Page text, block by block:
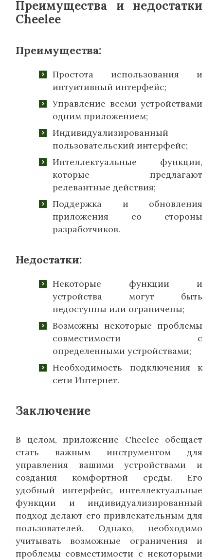
Преимущества и недостатки
Cheelee
Преимущества:
Простота использования и
интуитивный интерфейс;
Управление всеми устройствами
одним приложением;
Индивидуализированный
пользовательский интерфейс;
Интеллектуальные функции,
которые предлагают
релевантные действия;
Поддержка и обновления
приложения со стороны
разработчиков.
Недостатки:
Некоторые функции и
устройства могут быть
недоступны или ограничены;
Возможны некоторые проблемы
совместимости с
определенными устройствами;
Необходимость подключения к
сети Интернет.
Заключение
В целом, приложение Cheelee обещает
стать важным инструментом для
управления вашими устройствами и
создания комфортной среды. Его
удобный интерфейс, интеллектуальные
функции и индивидуализированный
подход делают его привлекательным для
пользователей. Однако, необходимо
учитывать возможные ограничения и
проблемы совместимости с некоторыми